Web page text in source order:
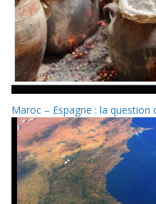
Maroc – Espagne : la